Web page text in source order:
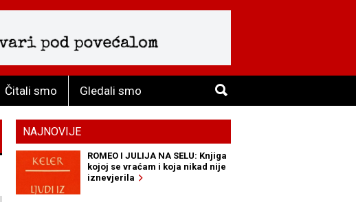
Čitali smo Gledali smo
NAJNOVIJE
ROMEO I JULIJA NA SELU: Knjiga
kojoj se vraćam i koja nikad nije
iznevjerila